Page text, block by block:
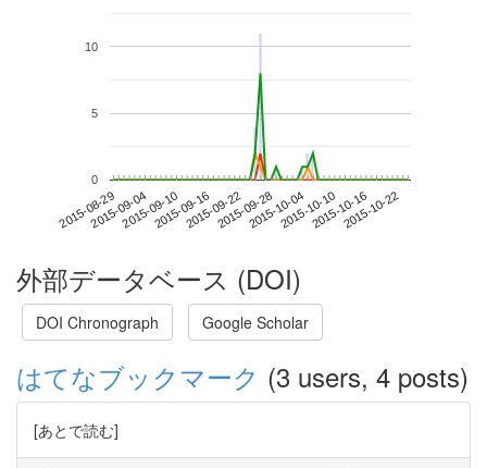
2015-08-292015-09-042015-09-102015-09-162015-09-222015-09-282015-10-042015-10-102015-10-162015-10-22
0
5
10
外部データベース (DOI)
DOI Chronograph Google Scholar
はてなブックマーク (3 users, 4 posts)
[あとで読む]